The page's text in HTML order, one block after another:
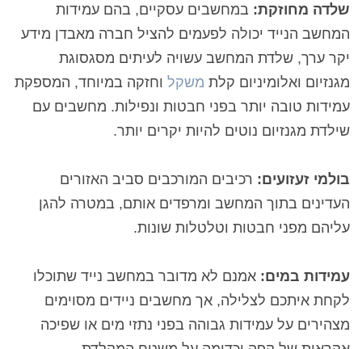
שלדה מחוזקת: במחשבים עסקיים, בהם עמידות
המחשב הנייד יכולה לפעמים להציל חברה מאבדן מידע
יקר ערך, שלדת המחשב עשויה לעיתים מסגסוגת
מגנזיום ואלומיניום קלת משקל וחזקה במיוחד, המספקת
עמידות טובה יותר בפני חבטות ונפילות. מחשבים עם
שילדת מגנזיום נוטים להיות יקרים יותר.
בולמי זעזועים: רכיבים המורכבים סביב האזורים
העדינים בתוך המחשב ומרפדים אותם, במטרה להגן
עליהם מפני חבטות וטלטלות שונות.
עמידות במים: אמנם לא מדובר במחשב נייד שתוכלו
לקחת איתכם לצלילה, אך מחשבים ניידים מסוימים
מצהירים על עמידות גבוהה בפני נתזי מים או שפיכה